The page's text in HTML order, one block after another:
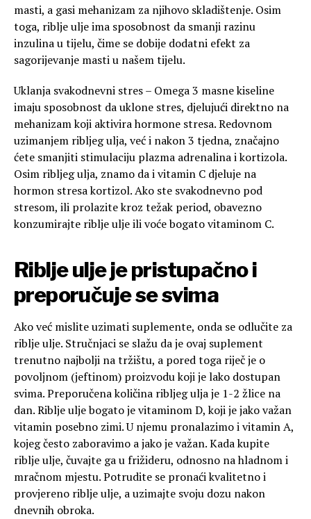
masti, a gasi mehanizam za njihovo skladištenje. Osim
toga, riblje ulje ima sposobnost da smanji razinu
inzulina u tijelu, čime se dobije dodatni efekt za
sagorijevanje masti u našem tijelu.
Uklanja svakodnevni stres – Omega 3 masne kiseline
imaju sposobnost da uklone stres, djelujući direktno na
mehanizam koji aktivira hormone stresa. Redovnom
uzimanjem ribljeg ulja, već i nakon 3 tjedna, značajno
ćete smanjiti stimulaciju plazma adrenalina i kortizola.
Osim ribljeg ulja, znamo da i vitamin C djeluje na
hormon stresa kortizol. Ako ste svakodnevno pod
stresom, ili prolazite kroz težak period, obavezno
konzumirajte riblje ulje ili voće bogato vitaminom C.
Riblje ulje je pristupačno i
preporučuje se svima
Ako već mislite uzimati suplemente, onda se odlučite za
riblje ulje. Stručnjaci se slažu da je ovaj suplement
trenutno najbolji na tržištu, a pored toga riječ je o
povoljnom (jeftinom) proizvodu koji je lako dostupan
svima. Preporučena količina ribljeg ulja je 1-2 žlice na
dan. Riblje ulje bogato je vitaminom D, koji je jako važan
vitamin posebno zimi. U njemu pronalazimo i vitamin A,
kojeg često zaboravimo a jako je važan. Kada kupite
riblje ulje, čuvajte ga u frižideru, odnosno na hladnom i
mračnom mjestu. Potrudite se pronaći kvalitetno i
provjereno riblje ulje, a uzimajte svoju dozu nakon
dnevnih obroka.